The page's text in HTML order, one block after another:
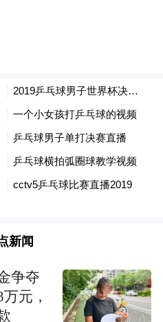
由，但讨厌朴信惠的
续拿了那么多人气奖，
，凭借电影《大鼻子
佳女配角提名，但并
年，《继承者们》给
新闻
争夺
元，